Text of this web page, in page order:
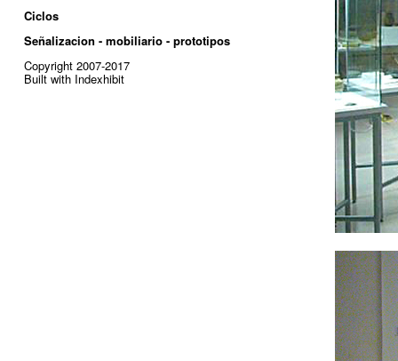
Ciclos
Señalizacion - mobiliario - prototipos
Copyright 2007-2017
Built with Indexhibit